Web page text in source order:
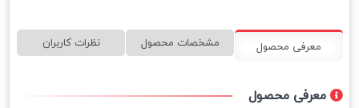
معرفی محصول مشخصات محصول نظرات کاربران
معرفی محصول